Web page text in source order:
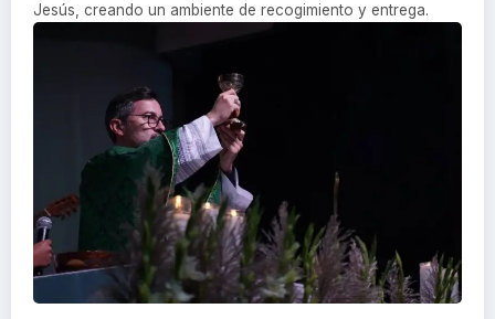
Jesús, creando un ambiente de recogimiento y entrega.